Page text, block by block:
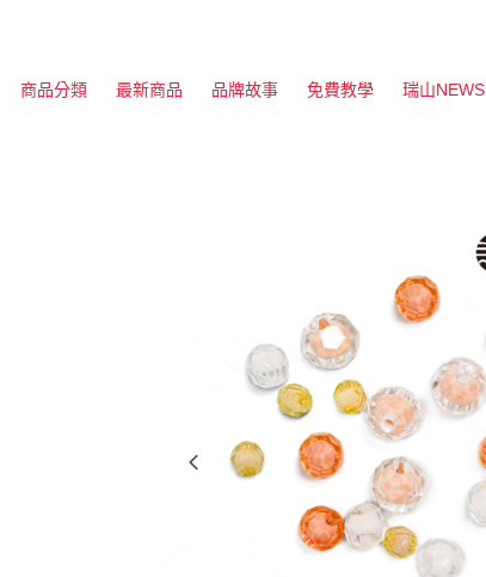
商品分類 最新商品 品牌故事 免費教學 瑞山NEWS